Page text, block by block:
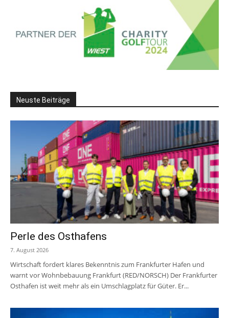
Neuste Beiträge
Perle des Osthafens
7. August 2026
Wirtschaft fordert klares Bekenntnis zum Frankfurter Hafen und
warnt vor Wohnbebauung Frankfurt (RED/NORSCH) Der Frankfurter
Osthafen ist weit mehr als ein Umschlagplatz für Güter. Er...